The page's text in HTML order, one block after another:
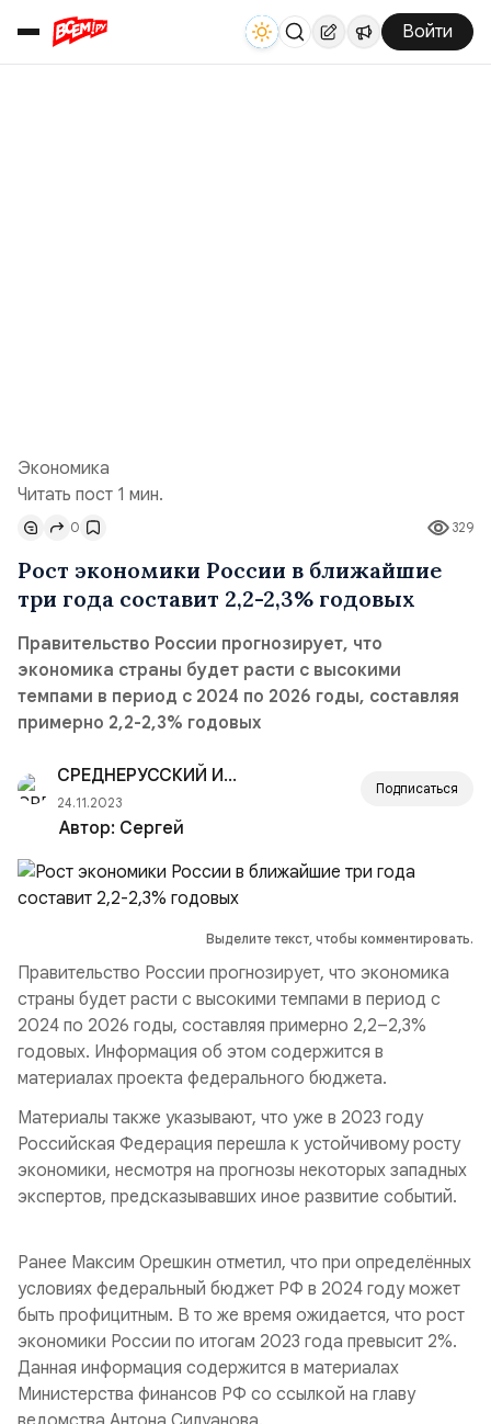
Войти
Экономика
Читать пост 1 мин.
329
0
Рост экономики России в ближайшие
три года составит 2,2-2,3% годовых
Правительство России прогнозирует, что
экономика страны будет расти с высокими
темпами в период с 2024 по 2026 годы, составляя
примерно 2,2-2,3% годовых
СРЕДНЕРУССКИЙ ИНСТИТУТ УПРАВЛЕНИЯ —
24.11.2023
Подписаться
Автор: Сергей
Выделите текст, чтобы комментировать.
Правительство России прогнозирует, что экономика
страны будет расти с высокими темпами в период с
2024 по 2026 годы, составляя примерно 2,2–2,3%
годовых. Информация об этом содержится в
материалах проекта федерального бюджета.
Материалы также указывают, что уже в 2023 году
Российская Федерация перешла к устойчивому росту
экономики, несмотря на прогнозы некоторых западных
экспертов, предсказывавших иное развитие событий.
Ранее Максим Орешкин отметил, что при определённых
условиях федеральный бюджет РФ в 2024 году может
быть профицитным. В то же время ожидается, что рост
экономики России по итогам 2023 года превысит 2%.
Данная информация содержится в материалах
Министерства финансов РФ со ссылкой на главу